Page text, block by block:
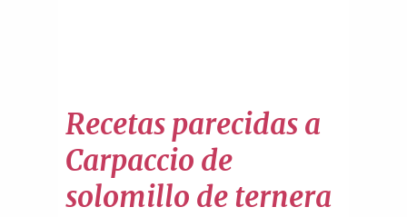
Recetas parecidas a
Carpaccio de
solomillo de ternera